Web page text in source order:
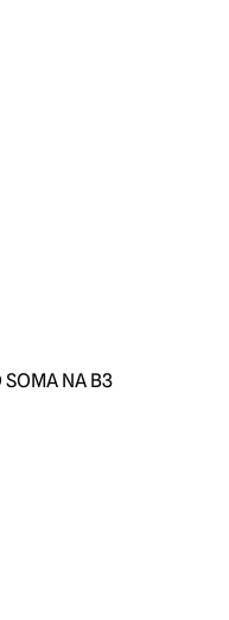
SOMA NA B3